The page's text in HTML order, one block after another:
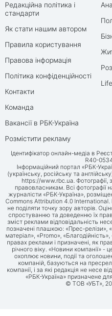
Редакційна політика і
стандарти
Як стати нашим автором
Правила користування
Правова інформація
Політика конфіденційності
Контакти
Команда
Вакансії в РБК-Україна
Розмістити рекламу
Ідентифікатор онлайн-медіа в
R40-
Інформаційний портал «РБК-
(українську, російську та
https://www.rbc.ua.
правовласникам. Всі фотографії
журналісти «РБК-Україна»,
Commons Attribution 4.0 International.
не поділяти точку зору авторів.
спростуванню та доведенню їх
зміст реклами відповідальність
позначені плашкою: «Прес-релізи»,
матеріал», «Promo»,
правах реклами і призначені, як
річного віку. «Новини компанії» -
охоплює новини, події та
компаній, базуються на
компанії, і за які редакція не несе
«РБК-Україна» призначене
© ТОВ «УБТ»,